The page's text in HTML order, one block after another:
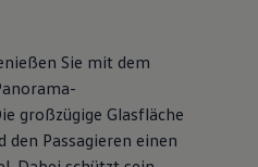
Sie mit dem
großzügige Glasfläche
Passagieren einen